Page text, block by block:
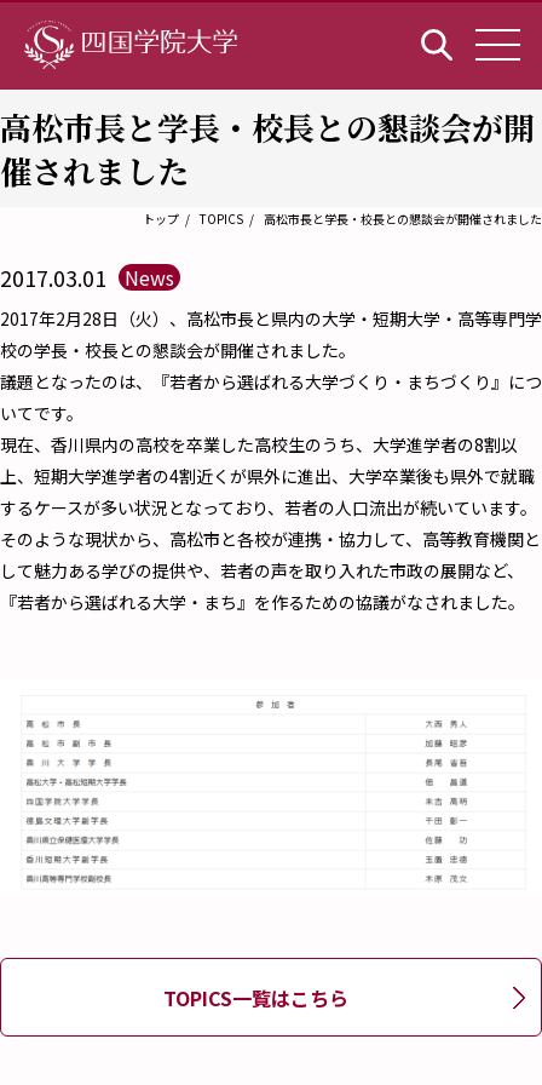
高松市長と学長・校長との懇談会が開
催されました
トップ TOPICS 高松市長と学長・校長との懇談会が開催されました
2017.03.01 News
2017年2月28日（火）、高松市長と県内の大学・短期大学・高等専門学
校の学長・校長との懇談会が開催されました。
議題となったのは、『若者から選ばれる大学づくり・まちづくり』につ
いてです。
現在、香川県内の高校を卒業した高校生のうち、大学進学者の8割以
上、短期大学進学者の4割近くが県外に進出、大学卒業後も県外で就職
するケースが多い状況となっており、若者の人口流出が続いています。
そのような現状から、高松市と各校が連携・協力して、高等教育機関と
して魅力ある学びの提供や、若者の声を取り入れた市政の展開など、
『若者から選ばれる大学・まち』を作るための協議がなされました。
TOPICS一覧はこちら